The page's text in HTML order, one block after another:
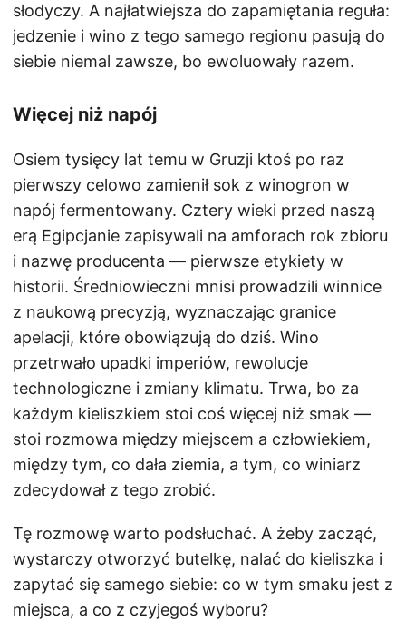
słodyczy. A najłatwiejsza do zapamiętania reguła:
jedzenie i wino z tego samego regionu pasują do
siebie niemal zawsze, bo ewoluowały razem.
Więcej niż napój
Osiem tysięcy lat temu w Gruzji ktoś po raz
pierwszy celowo zamienił sok z winogron w
napój fermentowany. Cztery wieki przed naszą
erą Egipcjanie zapisywali na amforach rok zbioru
i nazwę producenta — pierwsze etykiety w
historii. Średniowieczni mnisi prowadzili winnice
z naukową precyzją, wyznaczając granice
apelacji, które obowiązują do dziś. Wino
przetrwało upadki imperiów, rewolucje
technologiczne i zmiany klimatu. Trwa, bo za
każdym kieliszkiem stoi coś więcej niż smak —
stoi rozmowa między miejscem a człowiekiem,
między tym, co dała ziemia, a tym, co winiarz
zdecydował z tego zrobić.
Tę rozmowę warto podsłuchać. A żeby zacząć,
wystarczy otworzyć butelkę, nalać do kieliszka i
zapytać się samego siebie: co w tym smaku jest z
miejsca, a co z czyjegoś wyboru?